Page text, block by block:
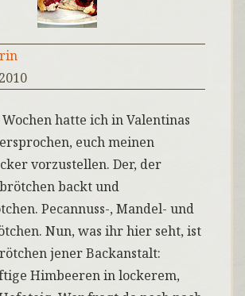
hatte ich in Valentinas
euch meinen
vorzustellen. Der, der
backt und
Pecannuss-, Mandel- und
Nun, was ihr hier seht, ist
jener Backanstalt:
Himbeeren in lockerem,